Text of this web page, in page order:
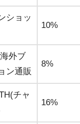
ショッ
10%
外ブ
ン通販
8%
チャ
16%